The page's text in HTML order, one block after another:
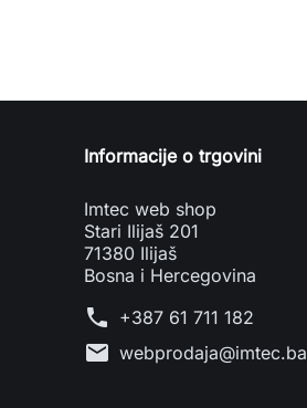
Informacije o trgovini
Imtec web shop
Stari Ilijaš 201
71380 Ilijaš
Bosna i Hercegovina
phone +387 61 711 182
mail webprodaja@imtec.ba